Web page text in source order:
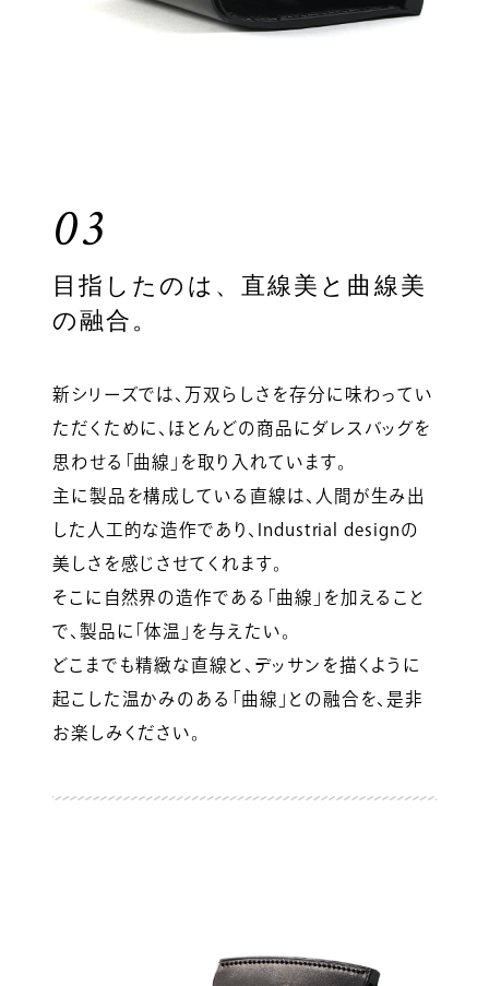
03
目指したのは、直線美と曲線美
の融合。
新シリーズでは、万双らしさを存分に味わってい
ただくために、ほとんどの商品にダレスバッグを
思わせる「曲線」を取り入れています。
主に製品を構成している直線は、人間が生み出
した人工的な造作であり、Industrial designの
美しさを感じさせてくれます。
そこに自然界の造作である「曲線」を加えること
で、製品に「体温」を与えたい。
どこまでも精緻な直線と、デッサンを描くように
起こした温かみのある「曲線」との融合を、是非
お楽しみください。